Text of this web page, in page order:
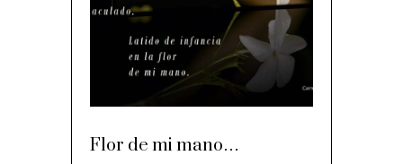
Flor de mi mano…